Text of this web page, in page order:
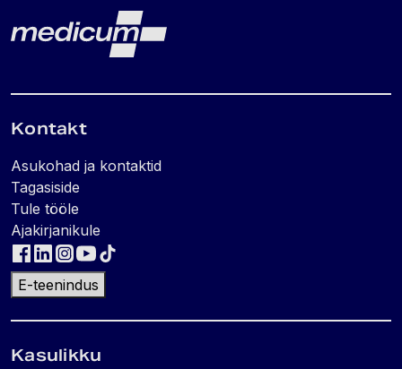
Lehe jalus
Kontakt
Asukohad ja kontaktid
Tagasiside
Tule tööle
Ajakirjanikule
E-teenindus
Kasulikku